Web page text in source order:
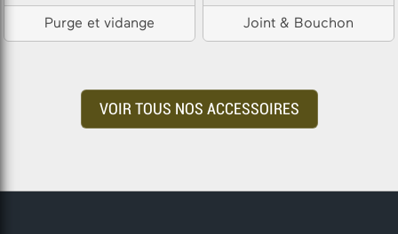
Purge et vidange Joint & Bouchon
VOIR TOUS NOS ACCESSOIRES